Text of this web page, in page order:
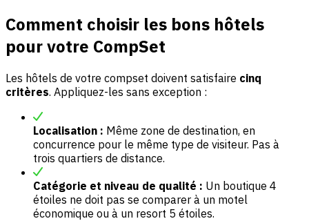
Comment choisir les bons hôtels
pour votre CompSet
Les hôtels de votre compset doivent satisfaire cinq
critères. Appliquez-les sans exception :
Localisation : Même zone de destination, en
concurrence pour le même type de visiteur. Pas à
trois quartiers de distance.
Catégorie et niveau de qualité : Un boutique 4
étoiles ne doit pas se comparer à un motel
économique ou à un resort 5 étoiles.